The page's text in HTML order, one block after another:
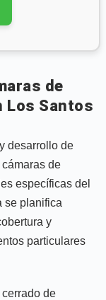
de
Los Santos
desarrollo de
de
específicas del
se planifica
y
particulares
de